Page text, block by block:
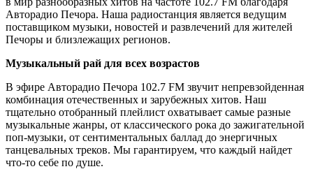
Авторадио Печора. Наша радиостанция является ведущим
поставщиком музыки, новостей и развлечений для жителей
Печоры и близлежащих регионов.
Музыкальный рай для всех возрастов
В эфире Авторадио Печора 102.7 FM звучит непревзойденная
комбинация отечественных и зарубежных хитов. Наш
тщательно отобранный плейлист охватывает самые разные
музыкальные жанры, от классического рока до зажигательной
поп-музыки, от сентиментальных баллад до энергичных
танцевальных треков. Мы гарантируем, что каждый найдет
что-то себе по душе.